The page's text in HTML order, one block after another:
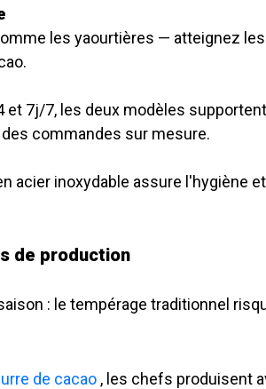
les yaourtières — atteignez
7j/7, les deux modèles
commandes sur mesure.
acier inoxydable assure l'hygiène
de production
: le tempérage traditionnel
de cacao , les chefs produisent